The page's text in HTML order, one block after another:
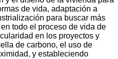
de vida, adaptación a
para buscar más
todo el proceso de vida de
en los proyectos y
de carbono, el uso de
y estableciendo